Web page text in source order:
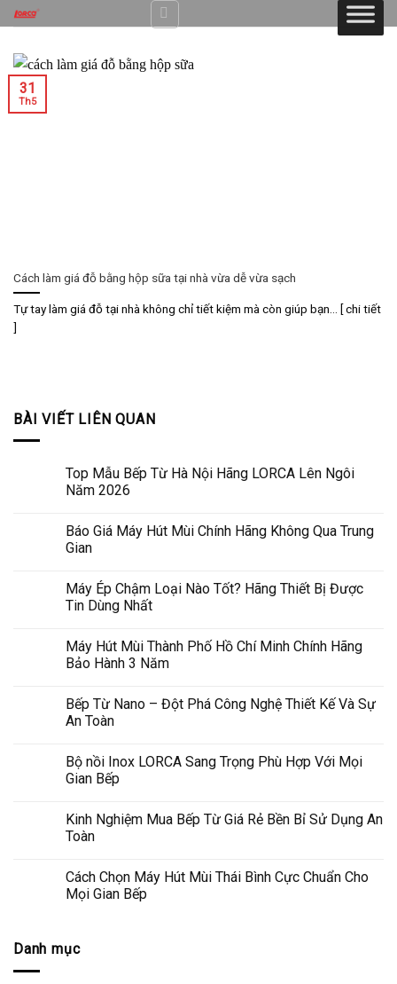
Skip
to
content
Cách làm giá đỗ bằng hộp sữa tại nhà vừa dễ vừa sạch
Tự tay làm giá đỗ tại nhà không chỉ tiết kiệm mà còn giúp bạn... [ chi tiết
]
31
Th5
BÀI VIẾT LIÊN QUAN
Top Mẫu Bếp Từ Hà Nội Hãng LORCA Lên Ngôi
Năm 2026
Báo Giá Máy Hút Mùi Chính Hãng Không Qua Trung
Gian
Máy Ép Chậm Loại Nào Tốt? Hãng Thiết Bị Được
Tin Dùng Nhất
Máy Hút Mùi Thành Phố Hồ Chí Minh Chính Hãng
Bảo Hành 3 Năm
Bếp Từ Nano – Đột Phá Công Nghệ Thiết Kế Và Sự
An Toàn
Bộ nồi Inox LORCA Sang Trọng Phù Hợp Với Mọi
Gian Bếp
Kinh Nghiệm Mua Bếp Từ Giá Rẻ Bền Bỉ Sử Dụng An
Toàn
Cách Chọn Máy Hút Mùi Thái Bình Cực Chuẩn Cho
Mọi Gian Bếp
Danh mục